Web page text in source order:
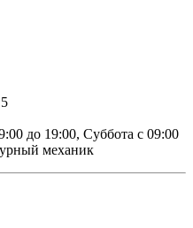
до 19:00, Суббота c 09:00
механик